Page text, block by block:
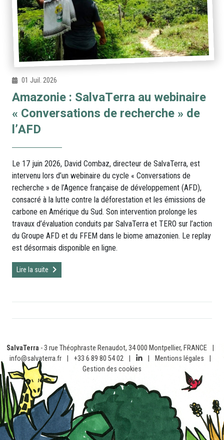
01 Juil. 2026
Amazonie : SalvaTerra au webinaire
« Conversations de recherche » de
l’AFD
Le 17 juin 2026, David Combaz, directeur de SalvaTerra, est
intervenu lors d’un webinaire du cycle « Conversations de
recherche » de l’Agence française de développement (AFD),
consacré à la lutte contre la déforestation et les émissions de
carbone en Amérique du Sud. Son intervention prolonge les
travaux d’évaluation conduits par SalvaTerra et TERO sur l’action
du Groupe AFD et du FFEM dans le biome amazonien. Le replay
est désormais disponible en ligne.
Lire la suite
SalvaTerra - 3 rue Théophraste Renaudot, 34 000 Montpellier, FRANCE
info@salvaterra.fr
+33 6 89 80 54 02 Mentions légales
Gestion des cookies